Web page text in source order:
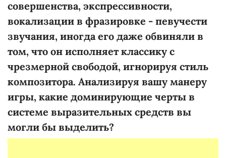
совершенства, экспрессивности,
вокализации в фразировке - певучести
звучания, иногда его даже обвиняли в
том, что он исполняетклассику с
чрезмерной свободой, игнорируя стиль
композитора. Анализируя вашу манеру
игры, какие доминирующие черты в
системе выразительных средств вы
могли бы выделить?